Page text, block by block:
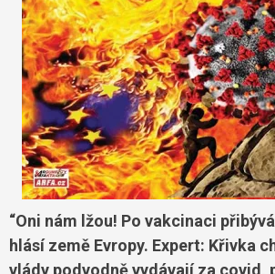
“Oni nám lžou! Po vakcinaci
hlásí země Evropy. Expert: Křivka
vlády podvodně vydávají za covid,